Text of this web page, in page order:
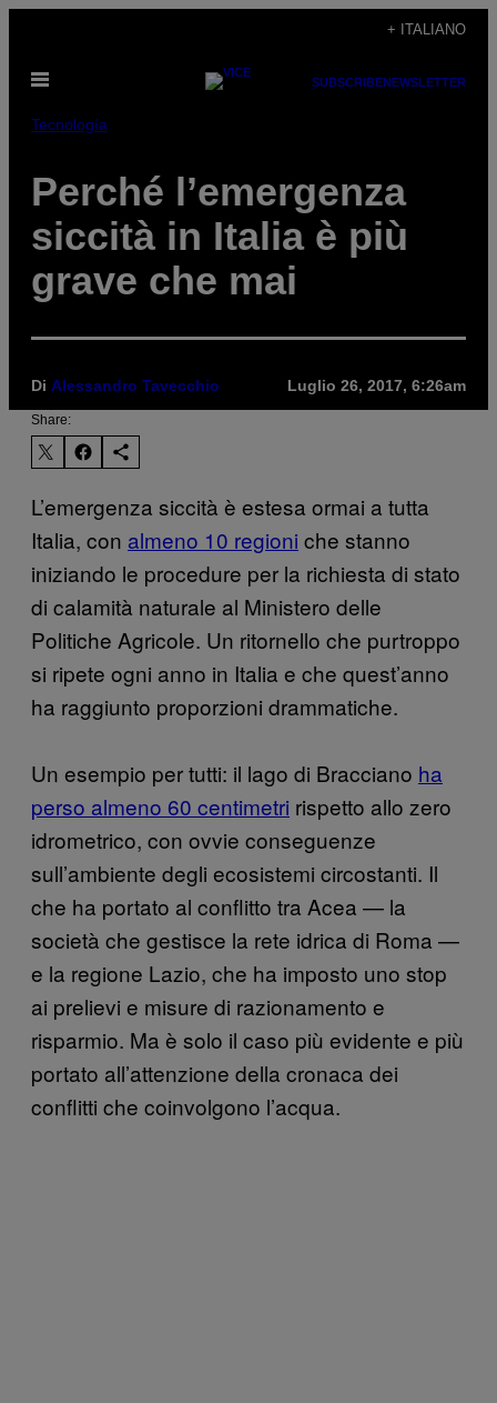
contenuto
+ ITALIANO
Apri
SUBSCRIBENEWSLETTER
Tecnología
Perché l’emergenza
siccità in Italia è più
grave che mai
Di Alessandro Tavecchio Luglio 26, 2017, 6:26am
Share:
L’emergenza siccità è estesa ormai a tutta
Italia, con almeno 10 regioni che stanno
iniziando le procedure per la richiesta di stato
di calamità naturale al Ministero delle
Politiche Agricole. Un ritornello che purtroppo
si ripete ogni anno in Italia e che quest’anno
ha raggiunto proporzioni drammatiche.
Un esempio per tutti: il lago di Bracciano ha
perso almeno 60 centimetri rispetto allo zero
idrometrico, con ovvie conseguenze
sull’ambiente degli ecosistemi circostanti. Il
che ha portato al conflitto tra Acea — la
società che gestisce la rete idrica di Roma —
e la regione Lazio, che ha imposto uno stop
ai prelievi e misure di razionamento e
risparmio. Ma è solo il caso più evidente e più
portato all’attenzione della cronaca dei
conflitti che coinvolgono l’acqua.